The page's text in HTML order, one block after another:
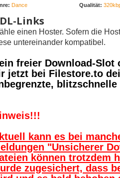
Dance Qualität:
Links
einen Hoster. Sofern die
untereinander kompatibel.
freier Download-Slot
jetzt bei Filestore.to
kann es bei
"Unsicherer
können trotzdem
zugesichert, dass